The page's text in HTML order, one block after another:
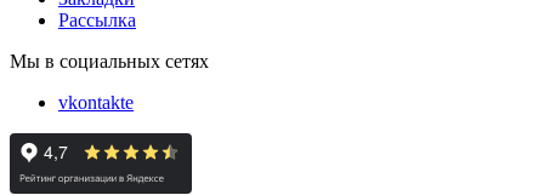
Рассылка
Мы в социальных сетях
vkontakte